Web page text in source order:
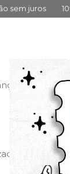
se Frete
em todos